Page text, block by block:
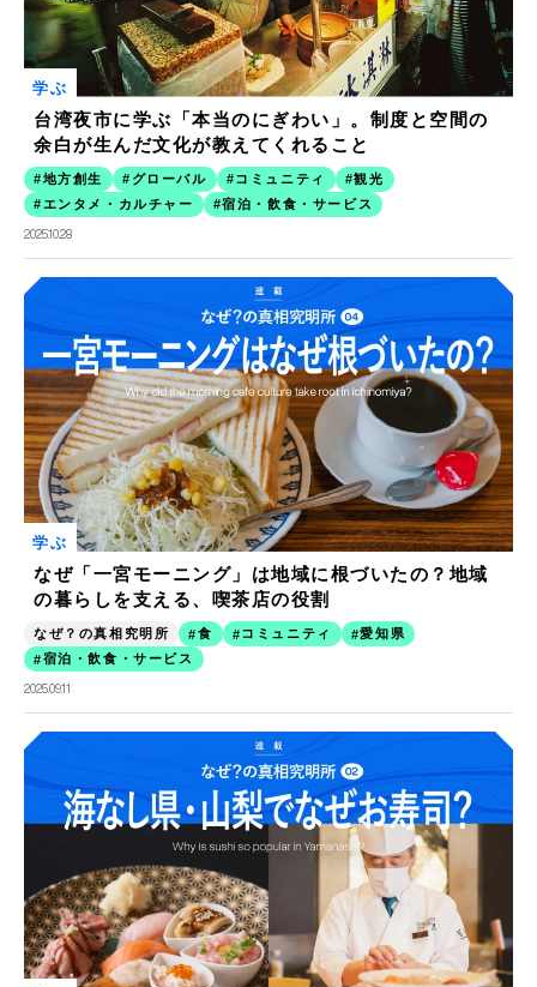
学ぶ
台湾夜市に学ぶ「本当のにぎわい」。制度と空間の
余白が生んだ文化が教えてくれること
地方創生 グローバル コミュニティ
観光
エンタメ・カルチャー
宿泊・飲食・サービス
2025.10.28
学ぶ
なぜ「一宮モーニング」は地域に根づいたの？地域
の暮らしを支える、喫茶店の役割
なぜ？の真相究明所 食 コミュニティ
愛知県
宿泊・飲食・サービス
2025.09.11